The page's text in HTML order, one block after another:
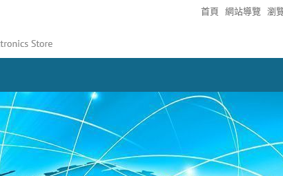
首頁 網站導覽 瀏